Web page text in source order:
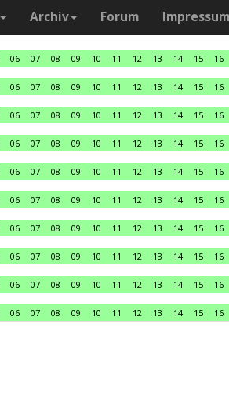
Archiv Forum Impressum
06 07 08 09 10 11 12 13 14 15 16
06 07 08 09 10 11 12 13 14 15 16
06 07 08 09 10 11 12 13 14 15 16
06 07 08 09 10 11 12 13 14 15 16
06 07 08 09 10 11 12 13 14 15 16
06 07 08 09 10 11 12 13 14 15 16
06 07 08 09 10 11 12 13 14 15 16
06 07 08 09 10 11 12 13 14 15 16
06 07 08 09 10 11 12 13 14 15 16
06 07 08 09 10 11 12 13 14 15 16